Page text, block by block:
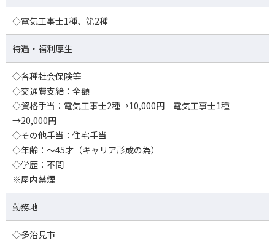
◇電気工事士1種、第2種
待遇・福利厚生
◇各種社会保険等
◇交通費支給：全額
◇資格手当：電気工事士2種→10,000円 電気工事士1種
→20,000円
◇その他手当：住宅手当
◇年齢：～45才（キャリア形成の為）
◇学歴：不問
※屋内禁煙
勤務地
◇多治見市